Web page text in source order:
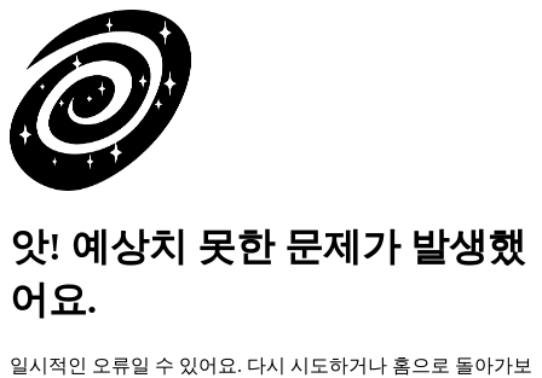
앗! 예상치 못한 문제가 발생했
어요.
일시적인 오류일 수 있어요. 다시 시도하거나 홈으로 돌아가보